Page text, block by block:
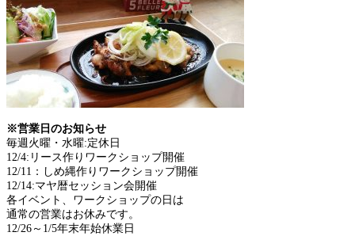
※営業日のお知らせ
毎週火曜・水曜:定休日
12/4:リース作りワークショップ開催
12/11：しめ縄作りワークショップ開催
12/14:マヤ暦セッション会開催
各イベント、ワークショップの日は
通常の営業はお休みです。
12/26～1/5年末年始休業日